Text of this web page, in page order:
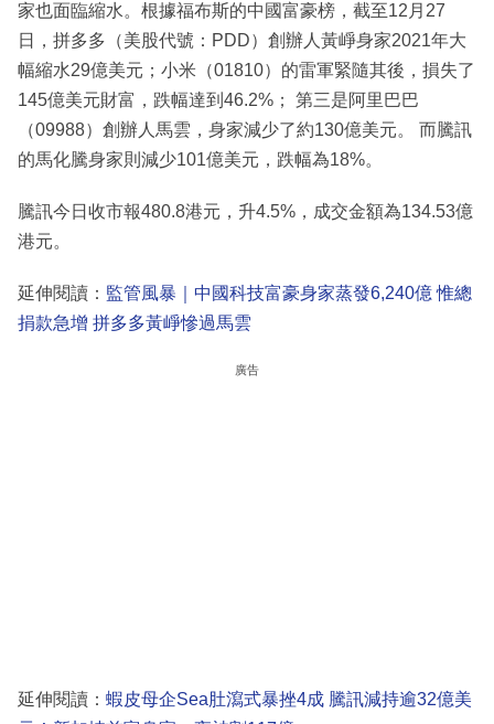
家也面臨縮水。根據福布斯的中國富豪榜，截至12月27
日，拼多多（美股代號：PDD）創辦人黃崢身家2021年大
幅縮水29億美元；小米（01810）的雷軍緊隨其後，損失了
145億美元財富，跌幅達到46.2%； 第三是阿里巴巴
（09988）創辦人馬雲，身家減少了約130億美元。 而騰訊
的馬化騰身家則減少101億美元，跌幅為18%。
騰訊今日收市報480.8港元，升4.5%，成交金額為134.53億
港元。
延伸閱讀： 監管風暴｜中國科技富豪身家蒸發6,240億 惟總
捐款急增 拼多多黃崢慘過馬雲
廣告
延伸閱讀： 蝦皮母企Sea肚瀉式暴挫4成 騰訊減持逾32億美